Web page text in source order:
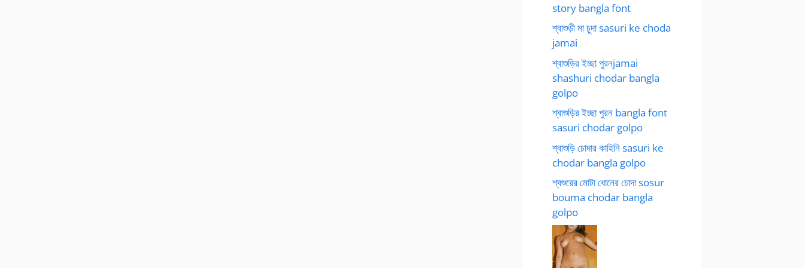
story bangla font
শ্বাশুড়ী মা চুদা sasuri ke choda
jamai
শ্বাশুড়ির ইচ্ছা পুরনjamai
shashuri chodar bangla
golpo
শ্বাশুড়ির ইচ্ছা পুরন bangla font
sasuri chodar golpo
শ্বাশুড়ি চোদার কাহিনি sasuri ke
chodar bangla golpo
শ্বশুরের মোটা ধোনের চোদা sosur
bouma chodar bangla
golpo